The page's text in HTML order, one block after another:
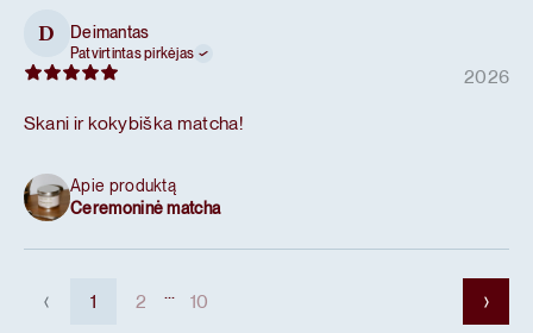
D Deimantas
Patvirtintas pirkėjas
2026
Skani ir kokybiška matcha!
Apie produktą
Ceremoninė matcha
1 2 ... 10